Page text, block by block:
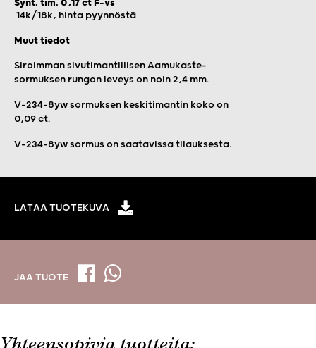
Synt. tim. 0,17 ct F-vs
14k/18k, hinta pyynnöstä
Muut tiedot
Siroimman sivutimantillisen Aamukaste-
sormuksen rungon leveys on noin 2,4 mm.
V-234-8yw sormuksen keskitimantin koko on
0,09 ct.
V-234-8yw sormus on saatavissa tilauksesta.
LATAA TUOTEKUVA
JAA TUOTE